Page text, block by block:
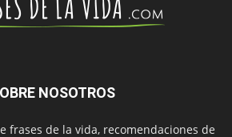
NOSOTROS
frases de la vida, recomendaciones de